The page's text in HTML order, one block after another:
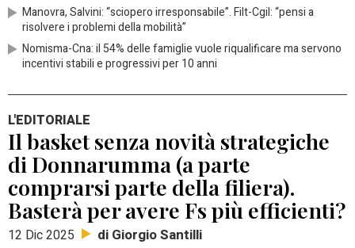
Manovra, Salvini: “sciopero irresponsabile”. Filt-Cgil: “pensi a
risolvere i problemi della mobilità”
Nomisma-Cna: il 54% delle famiglie vuole riqualificare ma servono
incentivi stabili e progressivi per 10 anni
L'EDITORIALE
Il basket senza novità strategiche
di Donnarumma (a parte
comprarsi parte della filiera).
Basterà per avere Fs più efficienti?
12 Dic 2025 di Giorgio Santilli